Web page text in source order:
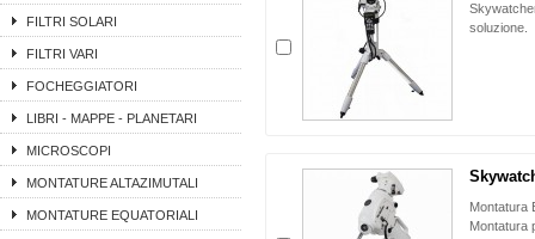
FILTRI SOLARI
FILTRI VARI
FOCHEGGIATORI
LIBRI - MAPPE - PLANETARI
MICROSCOPI
MONTATURE ALTAZIMUTALI
MONTATURE EQUATORIALI
soluzione.
Montatura
Montatura